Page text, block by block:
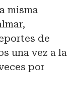
misma
de
una vez a la
por